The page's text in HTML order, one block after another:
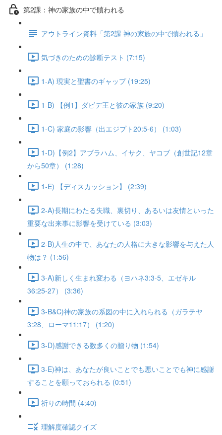
第2課：神の家族の中で贖われる
アウトライン資料「第2課 神の家族の中で贖われる」
気づきのための診断テスト (7:15)
1-A) 現実と聖書のギャップ (19:25)
1-B) 【例1】ダビデ王と彼の家族 (9:20)
1-C) 家庭の影響（出エジプト20:5-6） (1:03)
1-D)【例2】アブラハム、イサク、ヤコブ（創世記12章
から50章） (1:28)
1-E) 【ディスカッション】 (2:39)
2-A)長期にわたる失職、裏切り、あるいは友情といった
重要な出来事に影響を受けている (3:03)
2-B)人生の中で、あなたの人格に大きな影響を与えた人
物は？ (1:56)
3-A)新しく生まれ変わる（ヨハネ3:3-5、エゼキル
36:25-27） (3:36)
3-B&C)神の家族の系図の中に入れられる（ガラテヤ
3:28、ローマ11:17） (1:20)
3-D)感謝できる数多くの贈り物 (1:54)
3-E)神は、あなたが良いことでも悪いことでも神に感謝
することを願っておられる (0:51)
祈りの時間 (4:40)
理解度確認クイズ